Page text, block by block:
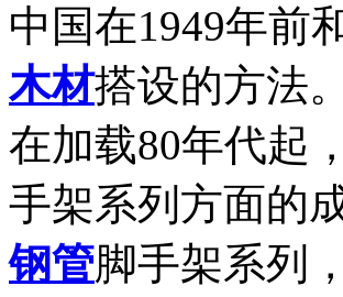
中国在1949年前
木材搭设的方法
在加载80年代起
手架系列方面的
钢管脚手架系列